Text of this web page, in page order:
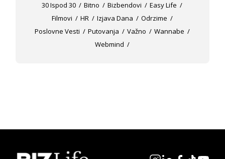
30 Ispod 30 Bitno Bizbendovi
Easy Life
Filmovi
HR Izjava Dana
Odrzime
Poslovne Vesti
Putovanja Važno
Wannabe
Webmind